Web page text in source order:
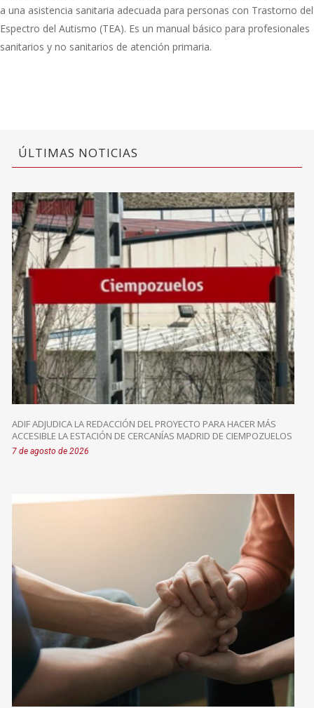
a una asistencia sanitaria adecuada para personas con Trastorno del
Espectro del Autismo (TEA). Es un manual básico para profesionales
sanitarios y no sanitarios de atención primaria.
ÚLTIMAS NOTICIAS
ADIF ADJUDICA LA REDACCIÓN DEL PROYECTO PARA HACER MÁS
ACCESIBLE LA ESTACIÓN DE CERCANÍAS MADRID DE CIEMPOZUELOS
7 de agosto de 2026